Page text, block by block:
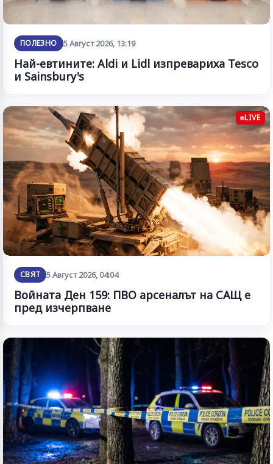
ПОЛЕЗНО 5 Август 2026, 13:19
Най-евтините: Aldi и Lidl изпревариха Tesco
и Sainsbury's
LIVE
СВЯТ 5 Август 2026, 04:04
Войната Ден 159: ПВО арсеналът на САЩ е
пред изчерпване